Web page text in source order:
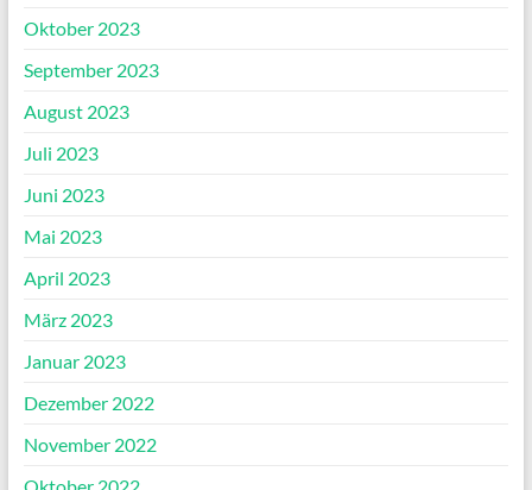
Oktober 2023
September 2023
August 2023
Juli 2023
Juni 2023
Mai 2023
April 2023
März 2023
Januar 2023
Dezember 2022
November 2022